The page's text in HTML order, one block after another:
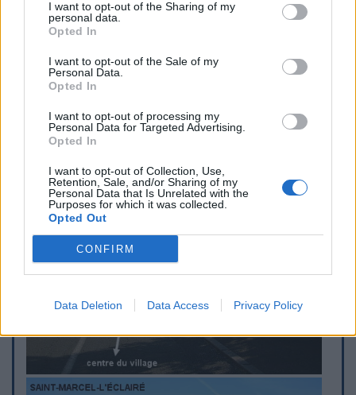
I want to opt-out of the Sharing of my
personal data.
Opted In
I want to opt-out of the Sale of my
Personal Data.
Opted In
I want to opt-out of processing my
Personal Data for Targeted Advertising.
Opted In
I want to opt-out of Collection, Use,
Retention, Sale, and/or Sharing of my
Personal Data that Is Unrelated with the
Purposes for which it was collected.
Opted Out
CONFIRM
Data Deletion Data Access Privacy Policy
un abribus côté gauche, tourner en épingle à gauche dans
l'allée en courbe qui descend vers la ''place du Cimetière''
en cul-de sac et le deuxième portail (portail du bas, à 50
mètres de la D38). Entrer et faire huit pas sur la gauche
(allée en herbe) pour trouver le deuxième robinet dans le
coin.
Visuele aanwijzingen